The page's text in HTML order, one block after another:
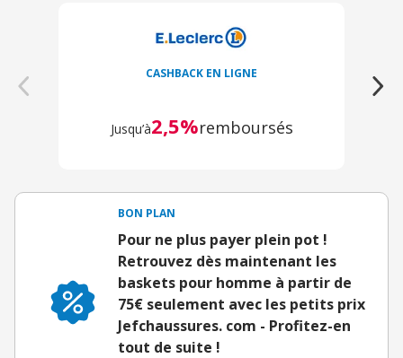
CASHBACK EN LIGNE
Jusqu’à2,5%remboursés
BON PLAN
Pour ne plus payer plein pot !
Retrouvez dès maintenant les
baskets pour homme à partir de
75€ seulement avec les petits prix
Jefchaussures. com - Profitez-en
tout de suite !